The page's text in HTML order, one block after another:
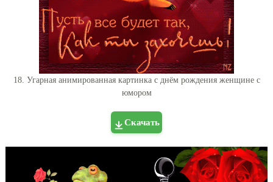
18. Угарная анимированная картинка с днём рождения женщине с
юмором
Скачать